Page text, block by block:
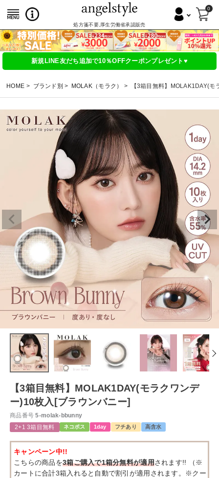
処方箋不要,厚生労働省承認販売
0
新規LINE友だち追加で10％OFFクーポンプレゼント♥
HOME ブランド別 MOLAK（モラク） 【3箱目無料】MOLAK1DAY(
【3箱目無料】MOLAK1DAY(モラクワンデ
ー)10枚入[ブラウンバニー]
商品番号 5-molak-bbunny
ネコポス 1day フチあり 高含水
2+1 3箱目無料
キャンペーン中!!
こちらの商品を3箱ご購入で1箱分無料が適用されます!! （※
カートに合計3箱入れると自動で割引が適用されます。※クー